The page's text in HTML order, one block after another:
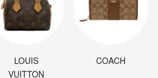
LOUIS
VUITTON
COACH